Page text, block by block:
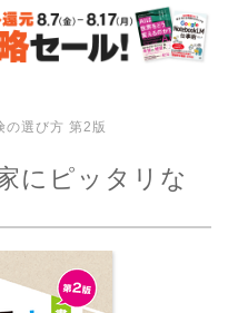
の選び方 第2版
にピッタリな